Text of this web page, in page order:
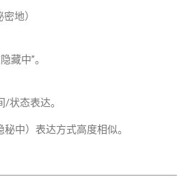
地）
藏中”。
状态表达。
秘中）表达方式高度相似。